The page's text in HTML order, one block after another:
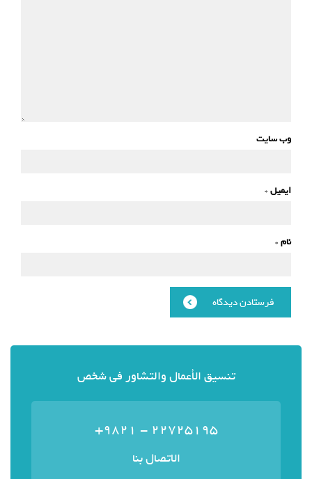
وب سایت
ایمیل*
نام*
تنسيق الأعمال والتشاور في شخص
22725195 - 9821+
الاتصال بنا